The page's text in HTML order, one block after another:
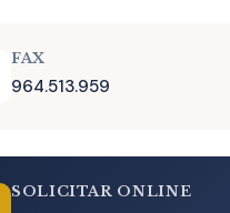
FAX
964.513.959
SOLICITAR ONLINE